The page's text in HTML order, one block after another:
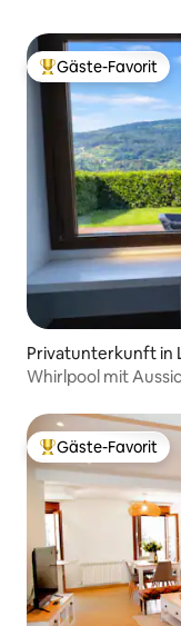
Beliebter Gäste-
Gäste-Favorit
Privatunterkunft in
Whirlpool mit
Beliebter Gäste-
Gäste-Favorit